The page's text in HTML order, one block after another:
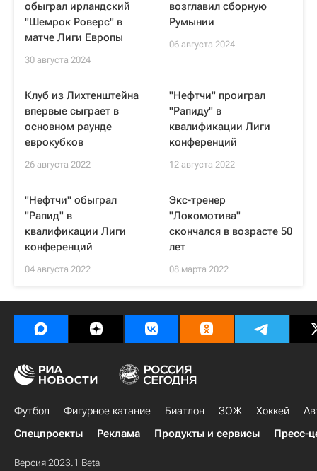
обыграл ирландский
"Шемрок Роверс" в
матче Лиги Европы
30 августа 2024
возглавил сборную
Румынии
06 августа 2024
Клуб из Лихтенштейна
впервые сыграет в
основном раунде
еврокубков
26 августа 2022
"Нефтчи" проиграл
"Рапиду" в
квалификации Лиги
конференций
12 августа 2022
"Нефтчи" обыграл
"Рапид" в
квалификации Лиги
конференций
04 августа 2022
Экс-тренер
"Локомотива"
скончался в возрасте 50
лет
08 марта 2022
Футбол Фигурное катание Биатлон ЗОЖ Хоккей
Спецпроекты
Реклама Продукты и сервисы Пресс-
Версия 2023.1 Beta